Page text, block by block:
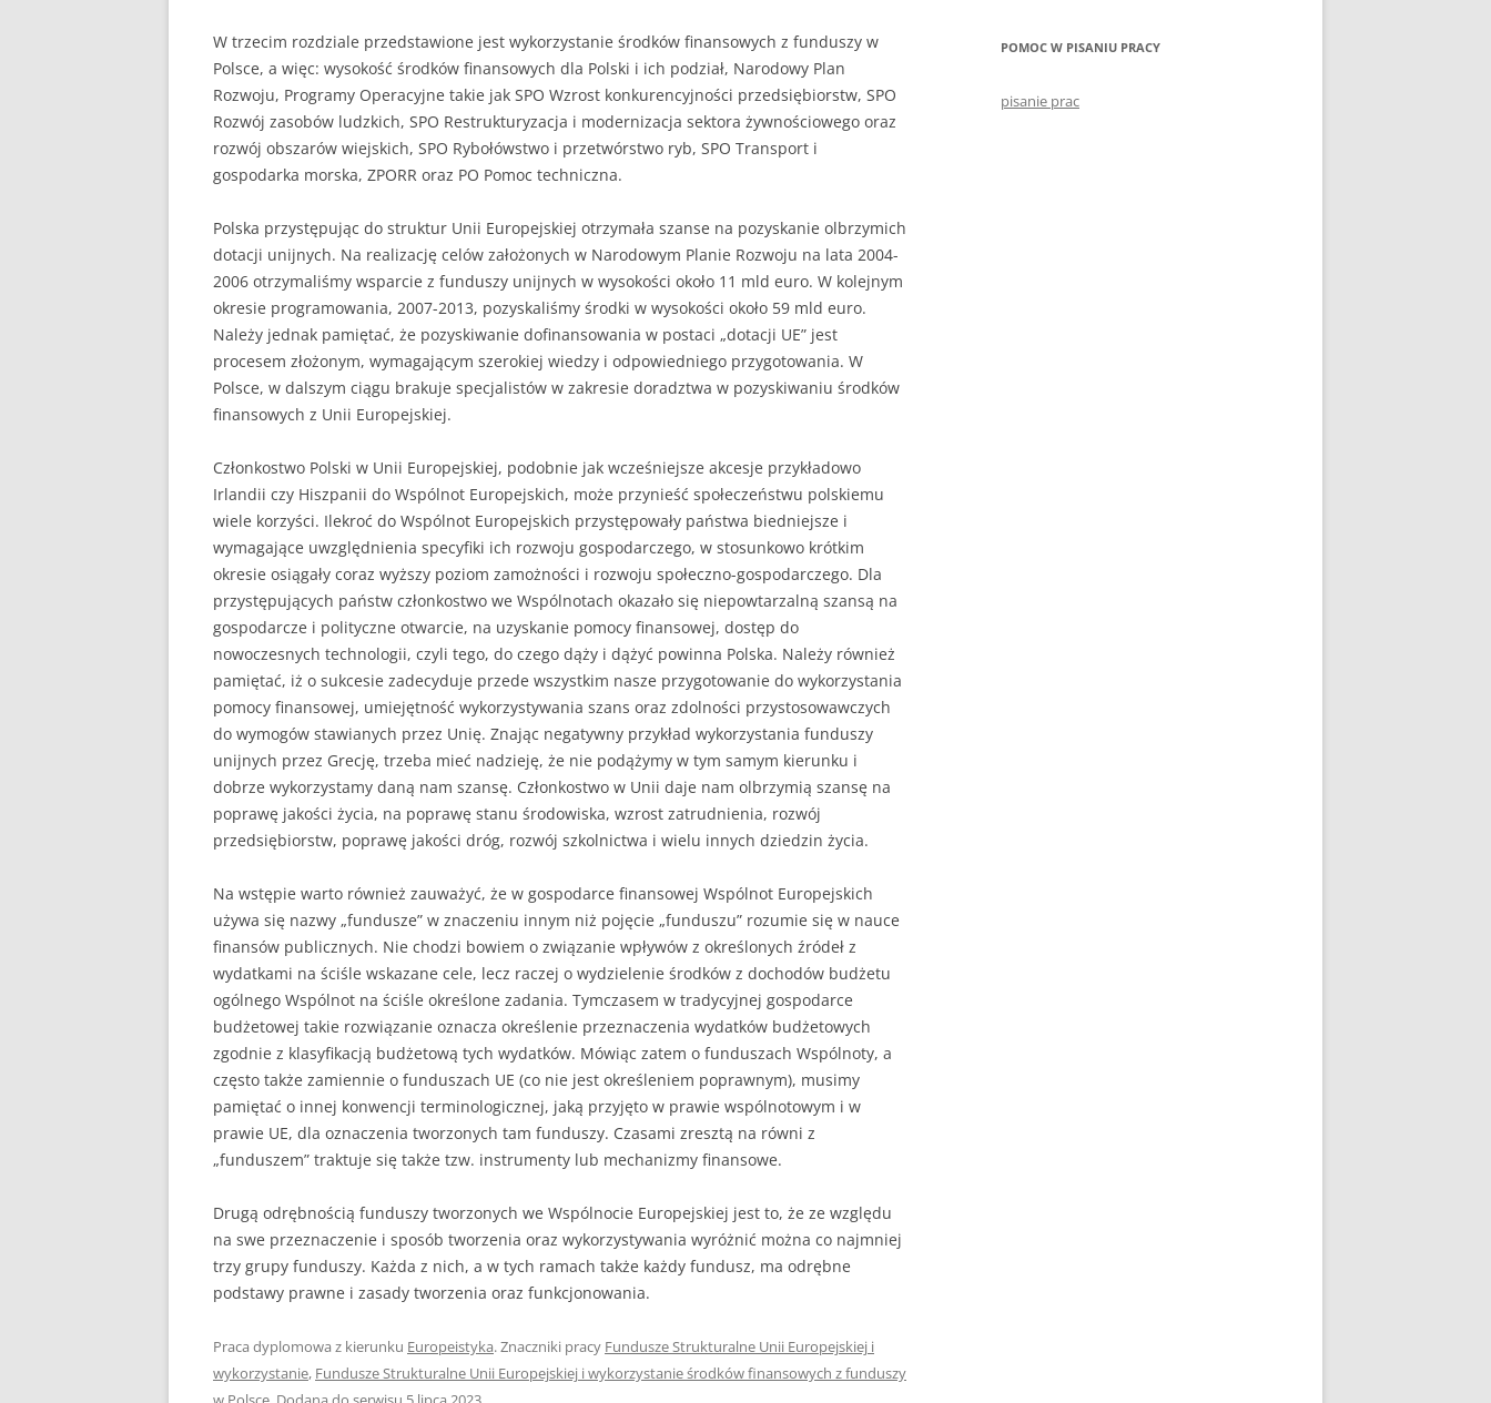
W trzecim rozdziale przedstawione jest wykorzystanie środków finansowych z funduszy w
Polsce, a więc: wysokość środków finansowych dla Polski i ich podział, Narodowy Plan
Rozwoju, Programy Operacyjne takie jak SPO Wzrost konkurencyjności przedsiębiorstw, SPO
Rozwój zasobów ludzkich, SPO Restrukturyzacja i modernizacja sektora żywnościowego oraz
rozwój obszarów wiejskich, SPO Rybołówstwo i przetwórstwo ryb, SPO Transport i
gospodarka morska, ZPORR oraz PO Pomoc techniczna.
Polska przystępując do struktur Unii Europejskiej otrzymała szanse na pozyskanie olbrzymich
dotacji unijnych. Na realizację celów założonych w Narodowym Planie Rozwoju na lata 2004-
2006 otrzymaliśmy wsparcie z funduszy unijnych w wysokości około 11 mld euro. W kolejnym
okresie programowania, 2007-2013, pozyskaliśmy środki w wysokości około 59 mld euro.
Należy jednak pamiętać, że pozyskiwanie dofinansowania w postaci „dotacji UE” jest
procesem złożonym, wymagającym szerokiej wiedzy i odpowiedniego przygotowania. W
Polsce, w dalszym ciągu brakuje specjalistów w zakresie doradztwa w pozyskiwaniu środków
finansowych z Unii Europejskiej.
Członkostwo Polski w Unii Europejskiej, podobnie jak wcześniejsze akcesje przykładowo
Irlandii czy Hiszpanii do Wspólnot Europejskich, może przynieść społeczeństwu polskiemu
wiele korzyści. Ilekroć do Wspólnot Europejskich przystępowały państwa biedniejsze i
wymagające uwzględnienia specyfiki ich rozwoju gospodarczego, w stosunkowo krótkim
okresie osiągały coraz wyższy poziom zamożności i rozwoju społeczno-gospodarczego. Dla
przystępujących państw członkostwo we Wspólnotach okazało się niepowtarzalną szansą na
gospodarcze i polityczne otwarcie, na uzyskanie pomocy finansowej, dostęp do
nowoczesnych technologii, czyli tego, do czego dąży i dążyć powinna Polska. Należy również
pamiętać, iż o sukcesie zadecyduje przede wszystkim nasze przygotowanie do wykorzystania
pomocy finansowej, umiejętność wykorzystywania szans oraz zdolności przystosowawczych
do wymogów stawianych przez Unię. Znając negatywny przykład wykorzystania funduszy
unijnych przez Grecję, trzeba mieć nadzieję, że nie podążymy w tym samym kierunku i
dobrze wykorzystamy daną nam szansę. Członkostwo w Unii daje nam olbrzymią szansę na
poprawę jakości życia, na poprawę stanu środowiska, wzrost zatrudnienia, rozwój
przedsiębiorstw, poprawę jakości dróg, rozwój szkolnictwa i wielu innych dziedzin życia.
Na wstępie warto również zauważyć, że w gospodarce finansowej Wspólnot Europejskich
używa się nazwy „fundusze” w znaczeniu innym niż pojęcie „funduszu” rozumie się w nauce
finansów publicznych. Nie chodzi bowiem o związanie wpływów z określonych źródeł z
wydatkami na ściśle wskazane cele, lecz raczej o wydzielenie środków z dochodów budżetu
ogólnego Wspólnot na ściśle określone zadania. Tymczasem w tradycyjnej gospodarce
budżetowej takie rozwiązanie oznacza określenie przeznaczenia wydatków budżetowych
zgodnie z klasyfikacją budżetową tych wydatków. Mówiąc zatem o funduszach Wspólnoty, a
często także zamiennie o funduszach UE (co nie jest określeniem poprawnym), musimy
pamiętać o innej konwencji terminologicznej, jaką przyjęto w prawie wspólnotowym i w
prawie UE, dla oznaczenia tworzonych tam funduszy. Czasami zresztą na równi z
„funduszem” traktuje się także tzw. instrumenty lub mechanizmy finansowe.
Drugą odrębnością funduszy tworzonych we Wspólnocie Europejskiej jest to, że ze względu
na swe przeznaczenie i sposób tworzenia oraz wykorzystywania wyróżnić można co najmniej
trzy grupy funduszy. Każda z nich, a w tych ramach także każdy fundusz, ma odrębne
podstawy prawne i zasady tworzenia oraz funkcjonowania.
Praca dyplomowa z kierunku Europeistyka. Znaczniki pracy Fundusze Strukturalne Unii Europejskiej i
wykorzystanie, Fundusze Strukturalne Unii Europejskiej i wykorzystanie środków finansowych z funduszy
POMOC W PISANIU PRACY
pisanie prac